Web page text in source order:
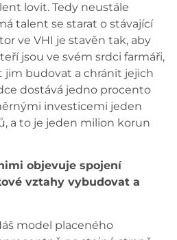
lovit. Tedy neustále
talent se starat o stávající
ve VHI je stavěn tak, aby
jsou ve svém srdci farmáři,
budovat a chránit jejich
dostává jedno procento
investicemi jeden
a to je jeden milion korun
objevuje spojení
vztahy vybudovat a
model placeného